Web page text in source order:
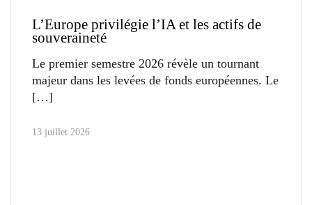
L’Europe privilégie l’IA et les actifs de
souveraineté
Le premier semestre 2026 révèle un tournant
majeur dans les levées de fonds européennes. Le
13 juillet 2026